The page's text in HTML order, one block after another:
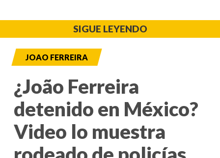
SIGUE LEYENDO
JOAO FERREIRA
¿João Ferreira
detenido en México?
Video lo muestra